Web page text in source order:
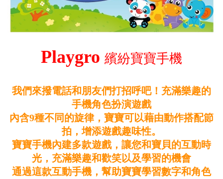
Playgro 繽紛寶寶手機
我們來撥電話和朋友們打招呼吧！充滿樂趣的
手機角色扮演遊戲
內含9種不同的旋律，寶寶可以藉由動作搭配節
拍，增添遊戲趣味性。
寶寶手機內建多款遊戲，讓您和寶貝的互動時
光，充滿樂趣和歡笑以及學習的機會
通過這款互動手機，幫助寶寶學習數字和角色